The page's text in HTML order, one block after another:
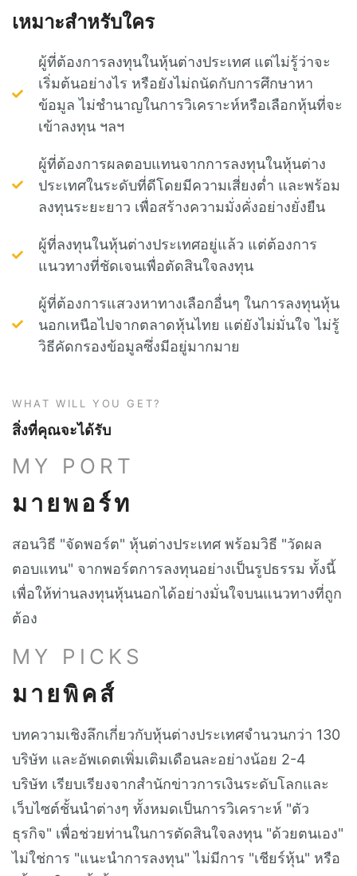
เหมาะสำหรับใคร
ผู้ที่ต้องการลงทุนในหุ้นต่างประเทศ แต่ไม่รู้ว่าจะ
เริ่มต้นอย่างไร หรือยังไม่ถนัดกับการศึกษาหา
ข้อมูล ไม่ชำนาญในการวิเคราะห์หรือเลือกหุ้นที่จะ
เข้าลงทุน ฯลฯ
ผู้ที่ต้องการผลตอบแทนจากการลงทุนในหุ้นต่าง
ประเทศในระดับที่ดีโดยมีความเสี่ยงต่ำ และพร้อม
ลงทุนระยะยาว เพื่อสร้างความมั่งคั่งอย่างยั่งยืน
ผู้ที่ลงทุนในหุ้นต่างประเทศอยู่แล้ว แต่ต้องการ
แนวทางที่ชัดเจนเพื่อตัดสินใจลงทุน
ผู้ที่ต้องการแสวงหาทางเลือกอื่นๆ ในการลงทุนหุ้น
นอกเหนือไปจากตลาดหุ้นไทย แต่ยังไม่มั่นใจ ไม่รู้
วิธีคัดกรองข้อมูลซึ่งมีอยู่มากมาย
WHAT WILL YOU GET?
สิ่งที่คุณจะได้รับ
MY PORT
มายพอร์ท
สอนวิธี "จัดพอร์ต" หุ้นต่างประเทศ พร้อมวิธี "วัดผล
ตอบแทน" จากพอร์ตการลงทุนอย่างเป็นรูปธรรม ทั้งนี้
เพื่อให้ท่านลงทุนหุ้นนอกได้อย่างมั่นใจบนแนวทางที่ถูก
ต้อง
MY PICKS
มายพิคส์
บทความเชิงลึกเกี่ยวกับหุ้นต่างประเทศจำนวนกว่า 130
บริษัท และอัพเดตเพิ่มเติมเดือนละอย่างน้อย 2-4
บริษัท เรียบเรียงจากสำนักข่าวการเงินระดับโลกและ
เว็บไซต์ชั้นนำต่างๆ ทั้งหมดเป็นการวิเคราะห์ "ตัว
ธุรกิจ" เพื่อช่วยท่านในการตัดสินใจลงทุน "ด้วยตนเอง"
ไม่ใช่การ "แนะนำการลงทุน" ไม่มีการ "เชียร์หุ้น" หรือ